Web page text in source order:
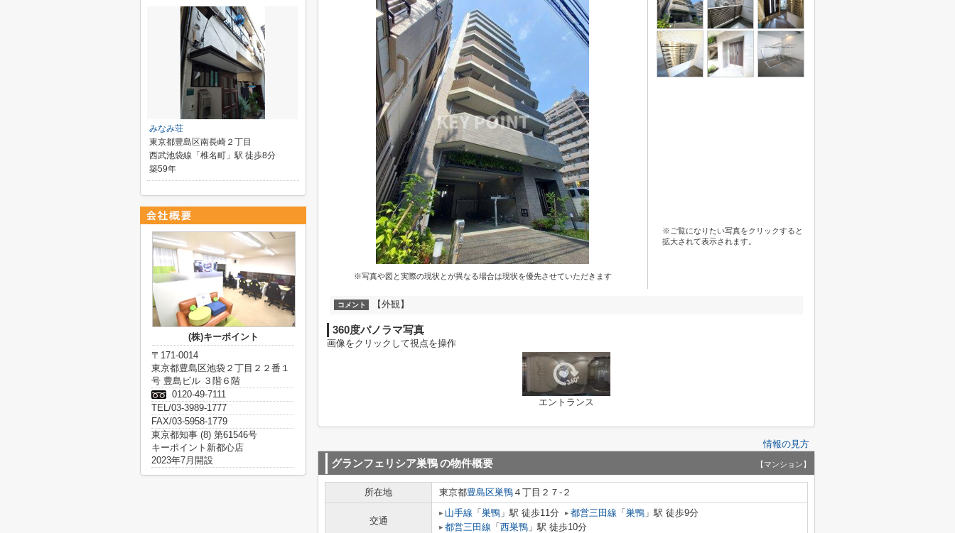
※写真や図と実際の現状とが異なる場合は現状を優先させていただきます
※ご覧になりたい写真をクリックすると
拡大されて表示されます。
コメント 【外観】
360度パノラマ写真
画像をクリックして視点を操作
エントランス
情報の見方
グランフェリシア巣鴨の物件概要 【マンション】
所在地 東京都豊島区巣鴨 ４丁目２７-２
交通
山手線 「 巣鴨 」駅 徒歩11分 都営三田線 「 巣鴨 」駅 徒歩9分
都営三田線 「 西巣鴨 」駅 徒歩10分
みなみ荘
東京都豊島区南長崎２丁目
西武池袋線「椎名町」駅 徒歩8分
築59年
(株)キーポイント
〒171-0014
東京都豊島区池袋２丁目２２番１
号 豊島ビル ３階６階
0120-49-7111
TEL/03-3989-1777
FAX/03-5958-1779
東京都知事 (8) 第61546号
キーポイント新都心店
2023年7月開設